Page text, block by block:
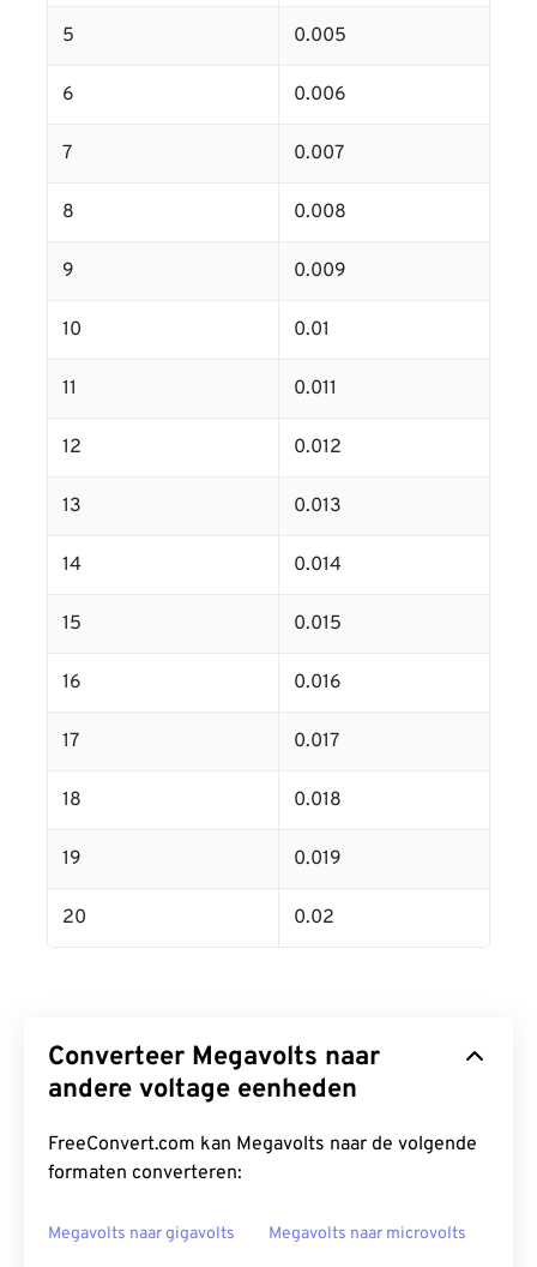
5 0.005
6 0.006
7 0.007
8 0.008
9 0.009
10 0.01
11 0.011
12 0.012
13 0.013
14 0.014
15 0.015
16 0.016
17 0.017
18 0.018
19 0.019
20 0.02
Converteer Megavolts naar
andere voltage eenheden
FreeConvert.com kan Megavolts naar de volgende
formaten converteren:
Megavolts naar gigavolts Megavolts naar microvolts